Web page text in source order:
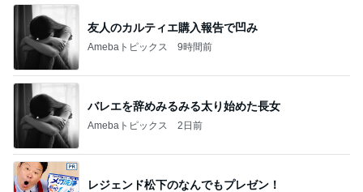
友人のカルティエ購入報告で凹み
Amebaトピックス 9時間前
バレエを辞めみるみる太り始めた長女
Amebaトピックス 2日前
レジェンド松下のなんでもプレゼン！